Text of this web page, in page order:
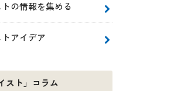
の情報を集める
アイデア
スト」コラム